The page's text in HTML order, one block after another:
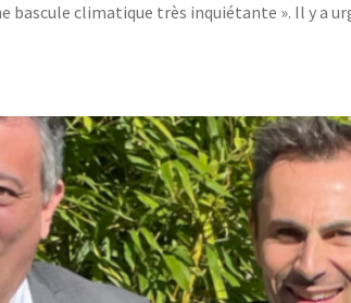
bascule climatique très inquiétante ». Il y a